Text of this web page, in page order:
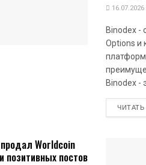
16.07.2026
Binodex -
Options и
Binodex -
Worldcoin
позитивных постов